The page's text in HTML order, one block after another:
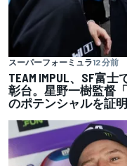
スーパーフォーミュラ12 分前
TEAM IMPUL、SF富
彰台。星野一樹監督
のポテンシャルを証明